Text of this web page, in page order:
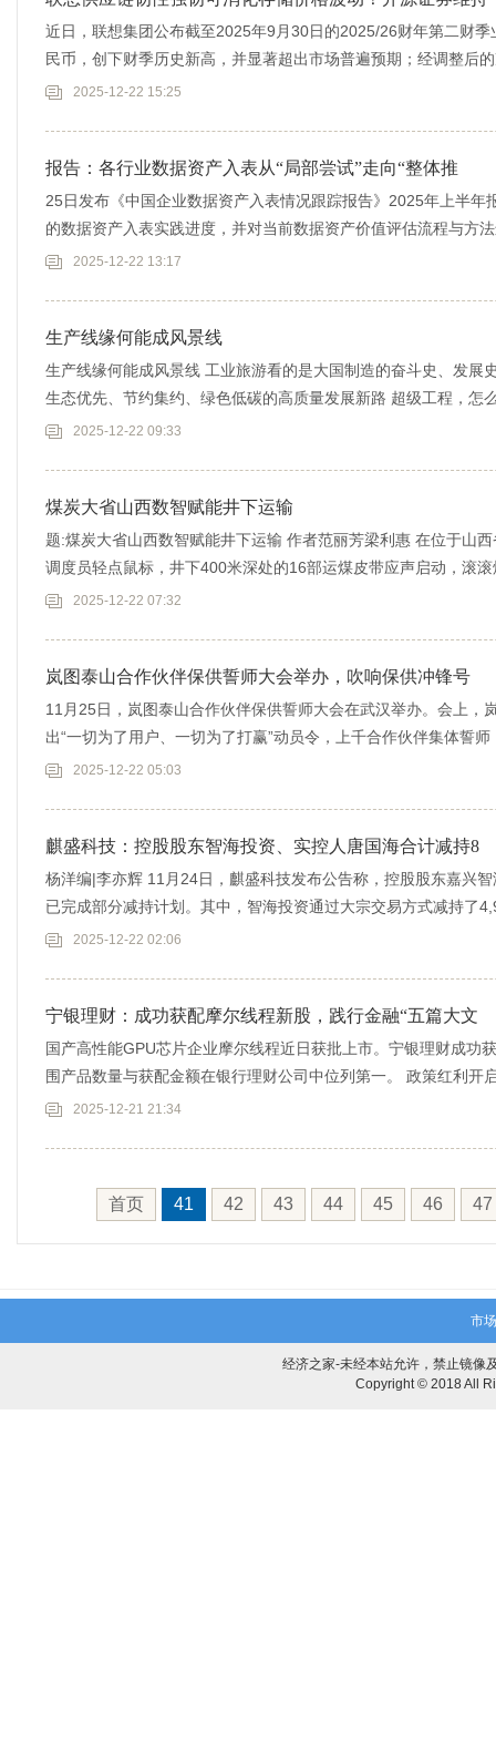
近日，联想集团公布截至2025年9月30日的2025/26财年第二财
民币，创下财季历史新高，并显著超出市场普遍预期；经调整后
2025-12-22 15:25
报告：各行业数据资产入表从“局部尝试”走向“整体推
25日发布《中国企业数据资产入表情况跟踪报告》2025年上半年
的数据资产入表实践进度，并对当前数据资产价值评估流程与方
2025-12-22 13:17
生产线缘何能成风景线
生产线缘何能成风景线 工业旅游看的是大国制造的奋斗史、发展
生态优先、节约集约、绿色低碳的高质量发展新路 超级工程，怎
2025-12-22 09:33
煤炭大省山西数智赋能井下运输
题:煤炭大省山西数智赋能井下运输 作者范丽芳梁利惠 在位于山
调度员轻点鼠标，井下400米深处的16部运煤皮带应声启动，滚
2025-12-22 07:32
岚图泰山合作伙伴保供誓师大会举办，吹响保供冲锋号
11月25日，岚图泰山合作伙伴保供誓师大会在武汉举办。会上，
出“一切为了用户、一切为了打赢”动员令，上千合作伙伴集体誓
作
2025-12-22 05:03
麒盛科技：控股股东智海投资、实控人唐国海合计减持8
杨洋编|李亦辉 11月24日，麒盛科技发布公告称，控股股东嘉兴
已完成部分减持计划。其中，智海投资通过大宗交易方式减持了
2025-12-22 02:06
宁银理财：成功获配摩尔线程新股，践行金融“五篇大文
国产高性能GPU芯片企业摩尔线程近日获批上市。宁银理财成功
围产品数量与获配金额在银行理财公司中位列第一。 政策红利开
能力率2025-12-21 21:34
首页 41 42 43 44 45 46 47
市
经济之家-未经本站允许，禁止镜像
Copyright © 2018 All